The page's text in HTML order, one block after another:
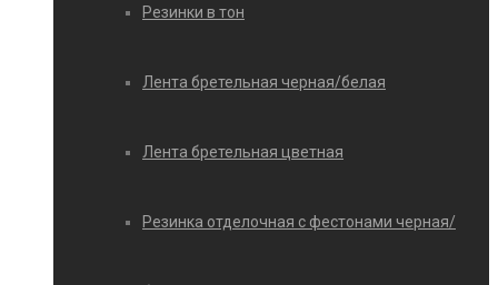
Резинки в тон
Лента бретельная черная/белая
Лента бретельная цветная
Резинка отделочная с фестонами черная/